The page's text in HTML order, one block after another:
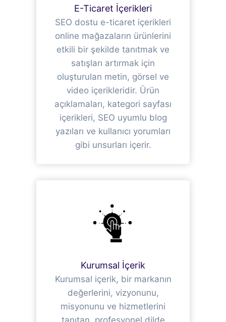
E-Ticaret İçerikleri
SEO dostu e-ticaret içerikleri
online mağazaların ürünlerini
etkili bir şekilde tanıtmak ve
satışları artırmak için
oluşturulan metin, görsel ve
video içerikleridir. Ürün
açıklamaları, kategori sayfası
içerikleri, SEO uyumlu blog
yazıları ve kullanıcı yorumları
gibi unsurları içerir.
Kurumsal İçerik
Kurumsal içerik, bir markanın
değerlerini, vizyonunu,
misyonunu ve hizmetlerini
tanıtan, profesyonel dilde